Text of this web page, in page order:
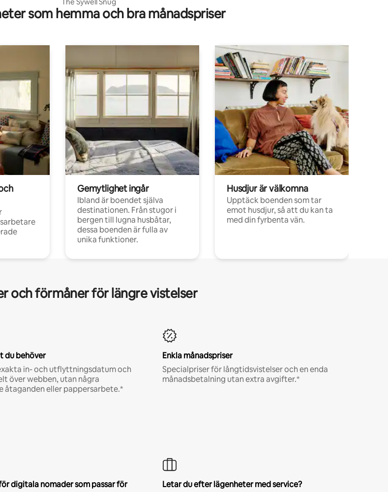
som hemma och bra månadspriser
Gemytlighet ingår
Ibland är boendet själva
destinationen. Från stugor i
bergen till lugna husbåtar,
dessa boenden är fulla av
unika funktioner.
Husdjur är välkomna
Upptäck boenden som tar
emot husdjur, så att du kan ta
med din fyrbenta vän.
och förmåner för längre vistelser
du behöver
in- och utflyttningsdatum och
över webben, utan några
åtaganden eller pappersarbete.*
Enkla månadspriser
Specialpriser för långtidsvistelser och en enda
månadsbetalning utan extra avgifter.*
digitala nomader som passar för
Letar du efter lägenheter med service?